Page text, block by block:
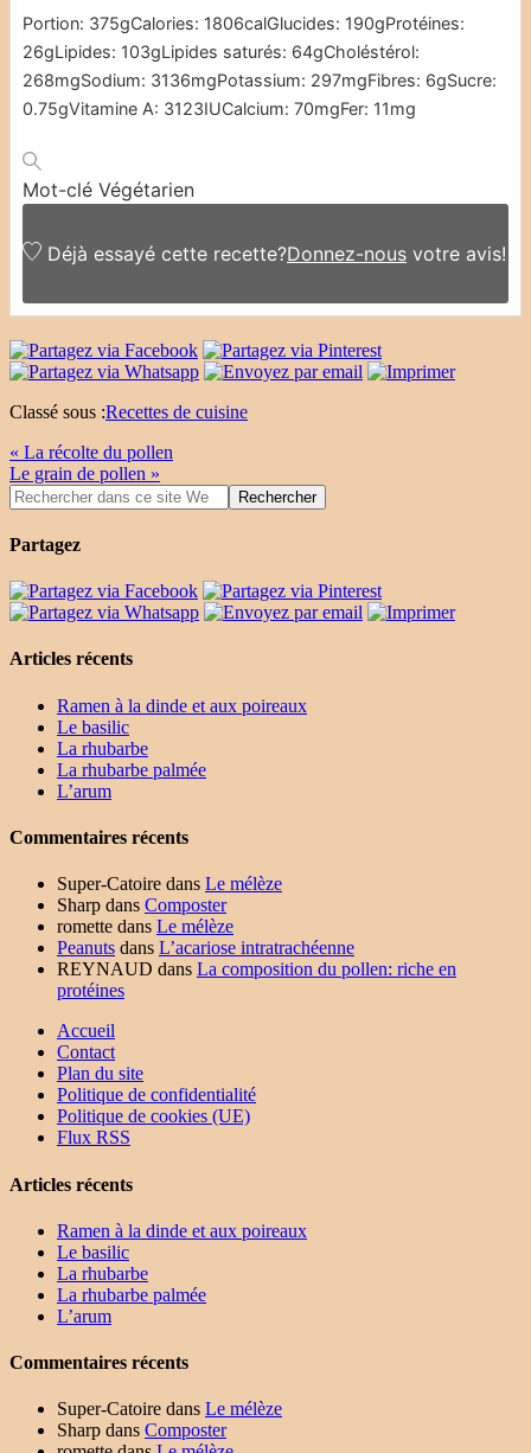
Portion: 375gCalories: 1806calGlucides: 190gProtéines:
26gLipides: 103gLipides saturés: 64gCholéstérol:
268mgSodium: 3136mgPotassium: 297mgFibres: 6gSucre:
0.75gVitamine A: 3123IUCalcium: 70mgFer: 11mg
Mot-clé Végétarien
Déjà essayé cette recette?Donnez-nous votre avis!
Classé sous :Recettes de cuisine
« La récolte du pollen
Le grain de pollen »
Partagez
Articles récents
Ramen à la dinde et aux poireaux
Le basilic
La rhubarbe
La rhubarbe palmée
L’arum
Commentaires récents
Super-Catoire dans Le mélèze
Sharp dans Composter
romette dans Le mélèze
Peanuts dans L’acariose intratrachéenne
REYNAUD dans La composition du pollen: riche en
protéines
Accueil
Contact
Plan du site
Politique de confidentialité
Politique de cookies (UE)
Flux RSS
Articles récents
Ramen à la dinde et aux poireaux
Le basilic
La rhubarbe
La rhubarbe palmée
L’arum
Commentaires récents
Super-Catoire dans Le mélèze
Sharp dans Composter